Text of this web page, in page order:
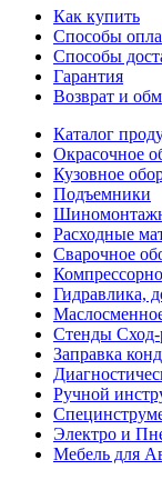
Как купить
Способы
Способы
Гарантия
Возврат и
Каталог
Окрасочное
Кузовное
Подъемники
Расходные
Сварочное
Гидравлика,
Стенды Сход-
Заправка
Ручной
Электро и
Мебель для